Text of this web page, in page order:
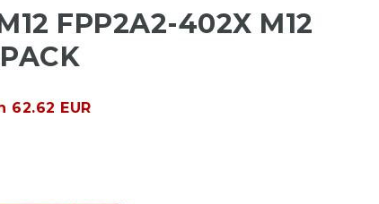
FPP2A2-402X M12
62.62 EUR